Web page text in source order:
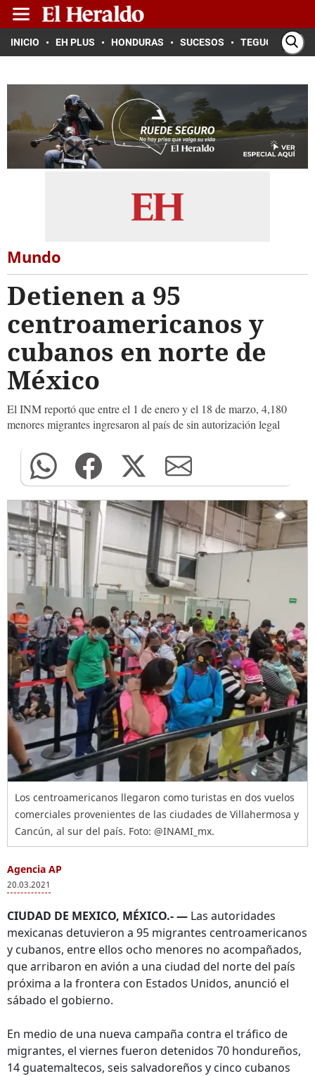
INICIO EH PLUS HONDURAS SUCESOS TEGUCIGALPA
Mundo
Detienen a 95
centroamericanos y
cubanos en norte de
México
El INM reportó que entre el 1 de enero y el 18 de marzo, 4,180
menores migrantes ingresaron al país de sin autorización legal
Los centroamericanos llegaron como turistas en dos vuelos
comerciales provenientes de las ciudades de Villahermosa y
Cancún, al sur del país. Foto: @INAMI_mx.
Agencia AP
20.03.2021
CIUDAD DE MEXICO, MÉXICO.- — Las autoridades
mexicanas detuvieron a 95 migrantes centroamericanos
y cubanos, entre ellos ocho menores no acompañados,
que arribaron en avión a una ciudad del norte del país
próxima a la frontera con Estados Unidos, anunció el
sábado el gobierno.
En medio de una nueva campaña contra el tráfico de
migrantes, el viernes fueron detenidos 70 hondureños,
14 guatemaltecos, seis salvadoreños y cinco cubanos